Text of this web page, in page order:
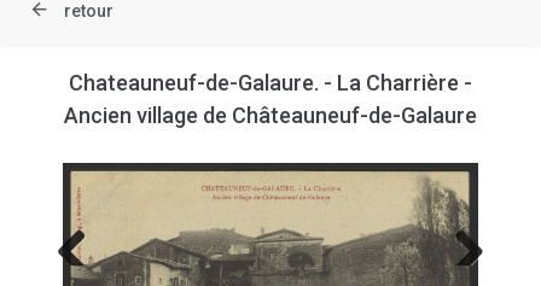
retour
Chateauneuf-de-Galaure. - La Charrière -
Ancien village de Châteauneuf-de-Galaure